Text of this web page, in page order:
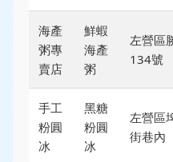
海產
粥專
賣店
鮮蝦
海產
粥
左營區
134號
手工
粉圓
冰
黑糖
粉圓
冰
左營區
街巷內